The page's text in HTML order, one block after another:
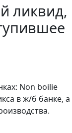
ликвид,
Non boilie
в ж/б банке, а